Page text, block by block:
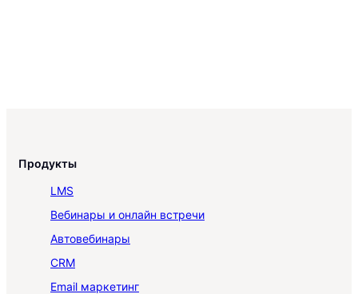
Продукты
LMS
Вебинары и онлайн встречи
Автовебинары
CRM
Email маркетинг